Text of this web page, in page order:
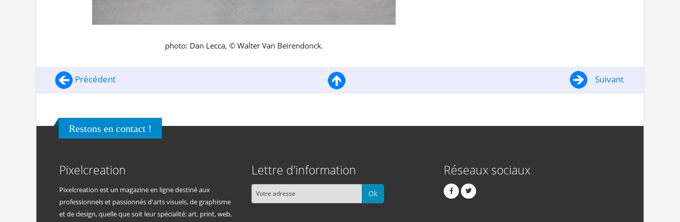
photo: Dan Lecca, © Walter Van Beirendonck.
Précédent Suivant
Restons en contact !
Pixelcreation
Pixelcreation est un magazine en ligne destiné aux
professionnels et passionnés d'arts visuels, de graphisme
et de design, quelle que soit leur spécialité: art, print, web,
Lettre d'information
Ok
Réseaux sociaux